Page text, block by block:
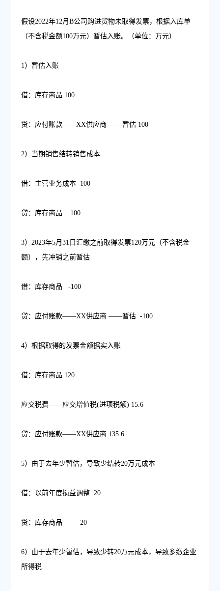
假设2022年12月B公司购进货物未取得发票，根据入库单
（不含税金额100万元）暂估入账。（单位：万元）
1）暂估入账
借：库存商品 100
贷：应付账款——XX供应商 ——暂估 100
2）当期销售结转销售成本
借：主营业务成本 100
贷：库存商品 100
3）2023年5月31日汇缴之前取得发票120万元（不含税金
额），先冲销之前暂估
借：库存商品 -100
贷：应付账款——XX供应商 ——暂估 -100
4）根据取得的发票金额据实入账
借：库存商品 120
应交税费——应交增值税(进项税额) 15.6
贷：应付账款——XX供应商 135.6
5）由于去年少暂估，导致少结转20万元成本
借：以前年度损益调整 20
贷：库存商品 20
6）由于去年少暂估，导致少转20万元成本，导致多缴企业
所得税